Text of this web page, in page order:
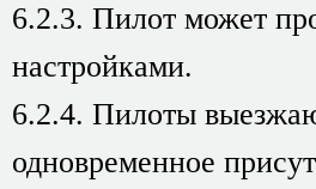
6.2.3. Пилот может
настройками.
6.2.4. Пилоты
одновременное